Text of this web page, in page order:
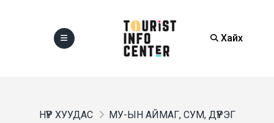
Хайх
НҮҮР ХУУДАС
МУ-ЫН АЙМАГ, СУМ, ДҮҮРЭГ